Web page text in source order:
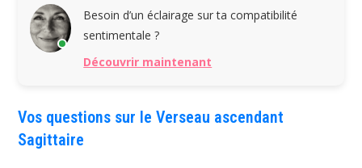
Besoin d’un éclairage sur ta compatibilité
sentimentale ?
Découvrir maintenant
Vos questions sur le Verseau ascendant
Sagittaire